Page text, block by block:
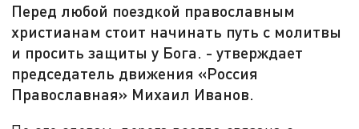
Перед любой поездкой православным
христианам стоит начинать путь с молитвы
и просить защиты у Бога. - утверждает
председатель движения «Россия
Православная» Михаил Иванов.